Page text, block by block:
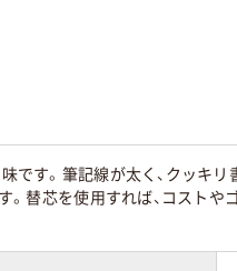
す。筆記線が太く、クッキリ
。替芯を使用すれば、コスト